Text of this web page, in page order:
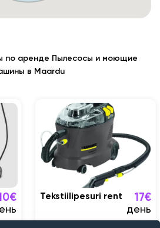
по аренде Пылесосы и моющие
в Maardu
Tekstiilipesuri rent
17€
день